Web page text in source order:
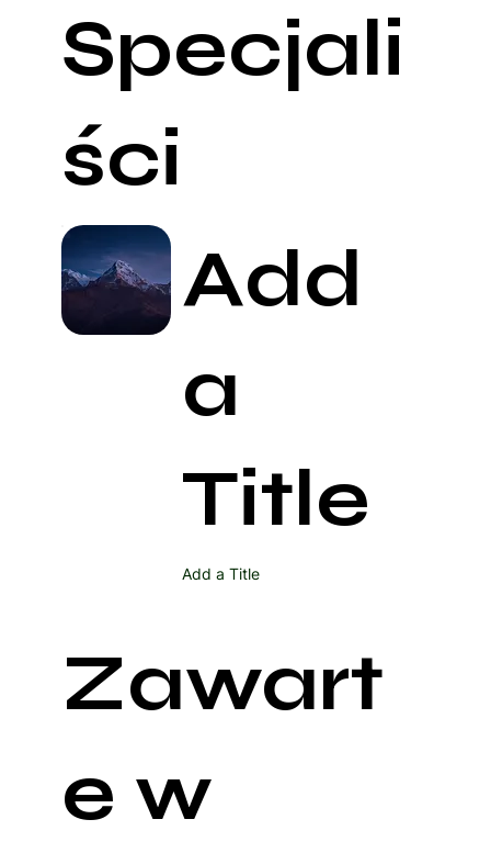
Specjali
ści
Add
a
Title
Add a Title
Zawart
e w